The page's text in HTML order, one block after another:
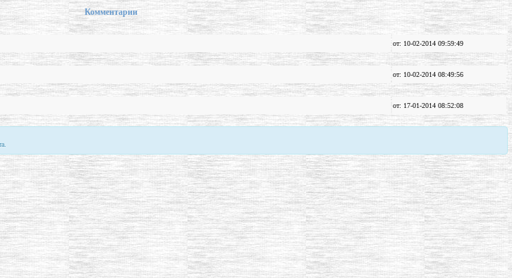
Комментарии
от: 10-02-2014 09:59:49
от: 10-02-2014 08:49:56
от: 17-01-2014 08:52:08